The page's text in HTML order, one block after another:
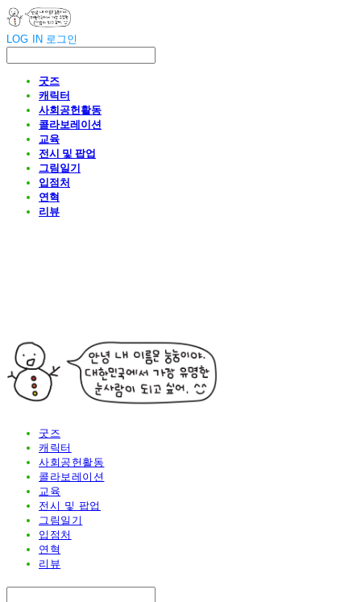
LOG IN 로그인
굿즈
캐릭터
사회공헌활동
콜라보레이션
교육
전시 및 팝업
그림일기
입점처
연혁
리뷰
굿즈
캐릭터
사회공헌활동
콜라보레이션
교육
전시 및 팝업
그림일기
입점처
연혁
리뷰